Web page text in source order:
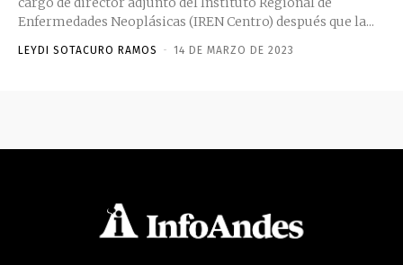
Enfermedades Neoplásicas (IREN Centro) después que la...
LEYDI SOTACURO RAMOS - 14 DE MARZO DE 2023